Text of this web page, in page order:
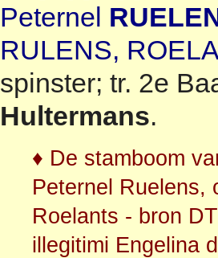
Peternel
RULENS,
spinster; tr. 2e
Hultermans.
♦ De stamboom
Peternel Ruelens,
Roelants - bron
illegitimi Engelina